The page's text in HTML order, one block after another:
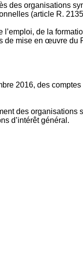
des organisations
(article R.
de la
de mise en œuvre du
2016, des
des organisations
d’intérêt général.